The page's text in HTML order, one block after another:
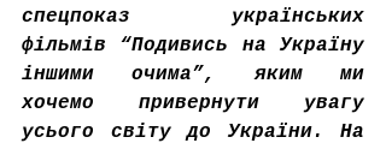
спецпоказ українських
фільмів “Подивись на Україну
іншими очима”, яким ми
хочемо привернути увагу
усього світу до України. На